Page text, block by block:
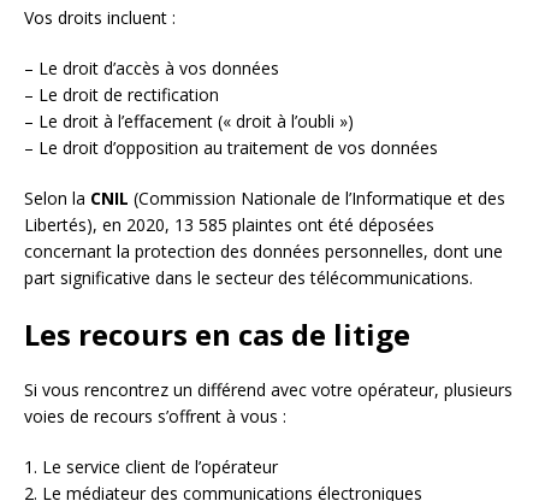
Vos droits incluent :
– Le droit d’accès à vos données
– Le droit de rectification
– Le droit à l’effacement (« droit à l’oubli »)
– Le droit d’opposition au traitement de vos données
Selon la CNIL (Commission Nationale de l’Informatique et des
Libertés), en 2020, 13 585 plaintes ont été déposées
concernant la protection des données personnelles, dont une
part significative dans le secteur des télécommunications.
Les recours en cas de litige
Si vous rencontrez un différend avec votre opérateur, plusieurs
voies de recours s’offrent à vous :
1. Le service client de l’opérateur
2. Le médiateur des communications électroniques